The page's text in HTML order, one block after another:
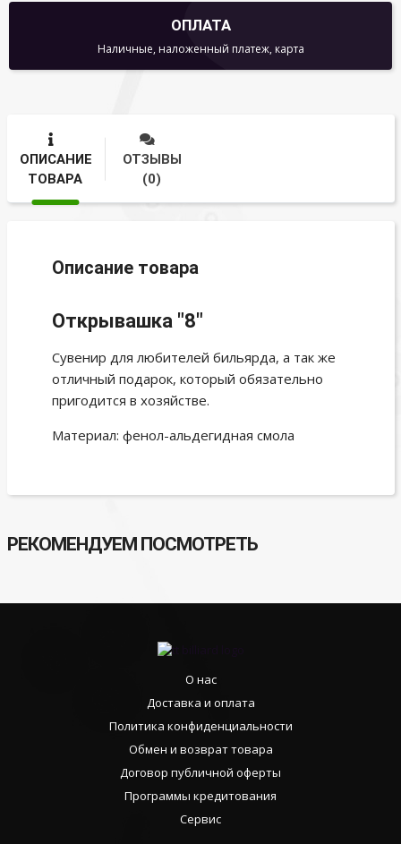
ОПЛАТА
Наличные, наложенный платеж, карта
ОПИСАНИЕ
ТОВАРА
ОТЗЫВЫ
(0)
Описание товара
Открывашка "8"
Сувенир для любителей бильярда, а так же
отличный подарок, который обязательно
пригодится в хозяйстве.
Материал: фенол-альдегидная смола
РЕКОМЕНДУЕМ ПОСМОТРЕТЬ
О нас
Доставка и оплата
Политика конфиденциальности
Обмен и возврат товара
Договор публичной оферты
Программы кредитования
Сервис